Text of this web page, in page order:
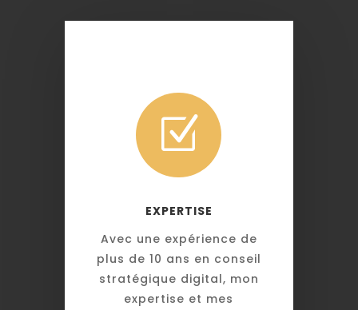
Z
EXPERTISE
Avec une expérience de
plus de 10 ans en conseil
stratégique digital, mon
expertise et mes